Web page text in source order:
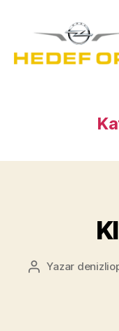
Yazının
Yazar